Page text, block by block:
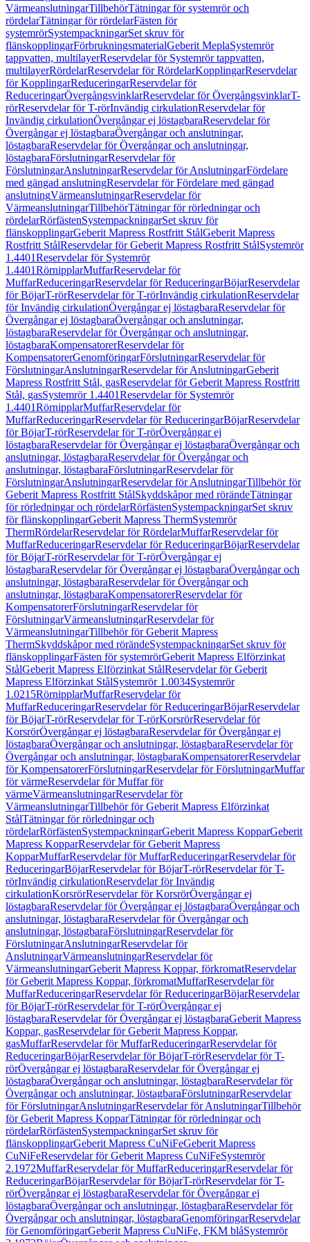
VärmeanslutningarTillbehörTätningar för systemrör och
rördelarTätningar för rördelarFästen för
systemrörSystempackningarSet skruv för
flänskopplingarFörbrukningsmaterialGeberit MeplaSystemrör
tappvatten, multilayerReservdelar för Systemrör tappvatten,
multilayerRördelarReservdelar för RördelarKopplingarReservdelar
för KopplingarReduceringarReservdelar för
ReduceringarÖvergångsvinklarReservdelar för ÖvergångsvinklarT-
rörReservdelar för T-rörInvändig cirkulationReservdelar för
Invändig cirkulationÖvergångar ej löstagbaraReservdelar för
Övergångar ej löstagbaraÖvergångar och anslutningar,
löstagbaraReservdelar för Övergångar och anslutningar,
löstagbaraFörslutningarReservdelar för
FörslutningarAnslutningarReservdelar för AnslutningarFördelare
med gängad anslutningReservdelar för Fördelare med gängad
anslutningVärmeanslutningarReservdelar för
VärmeanslutningarTillbehörTätningar för rörledningar och
rördelarRörfästenSystempackningarSet skruv för
flänskopplingarGeberit Mapress Rostfritt StålGeberit Mapress
Rostfritt StålReservdelar för Geberit Mapress Rostfritt StålSystemrör
1.4401Reservdelar för Systemrör
1.4401RörnipplarMuffarReservdelar för
MuffarReduceringarReservdelar för ReduceringarBöjarReservdelar
för BöjarT-rörReservdelar för T-rörInvändig cirkulationReservdelar
för Invändig cirkulationÖvergångar ej löstagbaraReservdelar för
Övergångar ej löstagbaraÖvergångar och anslutningar,
löstagbaraReservdelar för Övergångar och anslutningar,
löstagbaraKompensatorerReservdelar för
KompensatorerGenomföringarFörslutningarReservdelar för
FörslutningarAnslutningarReservdelar för AnslutningarGeberit
Mapress Rostfritt Stål, gasReservdelar för Geberit Mapress Rostfritt
Stål, gasSystemrör 1.4401Reservdelar för Systemrör
1.4401RörnipplarMuffarReservdelar för
MuffarReduceringarReservdelar för ReduceringarBöjarReservdelar
för BöjarT-rörReservdelar för T-rörÖvergångar ej
löstagbaraReservdelar för Övergångar ej löstagbaraÖvergångar och
anslutningar, löstagbaraReservdelar för Övergångar och
anslutningar, löstagbaraFörslutningarReservdelar för
FörslutningarAnslutningarReservdelar för AnslutningarTillbehör för
Geberit Mapress Rostfritt StålSkyddskåpor med rörändeTätningar
för rörledningar och rördelarRörfästenSystempackningarSet skruv
för flänskopplingarGeberit Mapress ThermSystemrör
ThermRördelarReservdelar för RördelarMuffarReservdelar för
MuffarReduceringarReservdelar för ReduceringarBöjarReservdelar
för BöjarT-rörReservdelar för T-rörÖvergångar ej
löstagbaraReservdelar för Övergångar ej löstagbaraÖvergångar och
anslutningar, löstagbaraReservdelar för Övergångar och
anslutningar, löstagbaraKompensatorerReservdelar för
KompensatorerFörslutningarReservdelar för
FörslutningarVärmeanslutningarReservdelar för
VärmeanslutningarTillbehör för Geberit Mapress
ThermSkyddskåpor med rörändeSystempackningarSet skruv för
flänskopplingarFästen för systemrörGeberit Mapress Elförzinkat
StålGeberit Mapress Elförzinkat StålReservdelar för Geberit
Mapress Elförzinkat StålSystemrör 1.0034Systemrör
1.0215RörnipplarMuffarReservdelar för
MuffarReduceringarReservdelar för ReduceringarBöjarReservdelar
för BöjarT-rörReservdelar för T-rörKorsrörReservdelar för
KorsrörÖvergångar ej löstagbaraReservdelar för Övergångar ej
löstagbaraÖvergångar och anslutningar, löstagbaraReservdelar för
Övergångar och anslutningar, löstagbaraKompensatorerReservdelar
för KompensatorerFörslutningarReservdelar för FörslutningarMuffar
för värmeReservdelar för Muffar för
värmeVärmeanslutningarReservdelar för
VärmeanslutningarTillbehör för Geberit Mapress Elförzinkat
StålTätningar för rörledningar och
rördelarRörfästenSystempackningarGeberit Mapress KopparGeberit
Mapress KopparReservdelar för Geberit Mapress
KopparMuffarReservdelar för MuffarReduceringarReservdelar för
ReduceringarBöjarReservdelar för BöjarT-rörReservdelar för T-
rörInvändig cirkulationReservdelar för Invändig
cirkulationKorsrörReservdelar för KorsrörÖvergångar ej
löstagbaraReservdelar för Övergångar ej löstagbaraÖvergångar och
anslutningar, löstagbaraReservdelar för Övergångar och
anslutningar, löstagbaraFörslutningarReservdelar för
FörslutningarAnslutningarReservdelar för
AnslutningarVärmeanslutningarReservdelar för
VärmeanslutningarGeberit Mapress Koppar, förkromatReservdelar
för Geberit Mapress Koppar, förkromatMuffarReservdelar för
MuffarReduceringarReservdelar för ReduceringarBöjarReservdelar
för BöjarT-rörReservdelar för T-rörÖvergångar ej
löstagbaraReservdelar för Övergångar ej löstagbaraGeberit Mapress
Koppar, gasReservdelar för Geberit Mapress Koppar,
gasMuffarReservdelar för MuffarReduceringarReservdelar för
ReduceringarBöjarReservdelar för BöjarT-rörReservdelar för T-
rörÖvergångar ej löstagbaraReservdelar för Övergångar ej
löstagbaraÖvergångar och anslutningar, löstagbaraReservdelar för
Övergångar och anslutningar, löstagbaraFörslutningarReservdelar
för FörslutningarAnslutningarReservdelar för AnslutningarTillbehör
för Geberit Mapress KopparTätningar för rörledningar och
rördelarRörfästenSystempackningarSet skruv för
flänskopplingarGeberit Mapress CuNiFeGeberit Mapress
CuNiFeReservdelar för Geberit Mapress CuNiFeSystemrör
2.1972MuffarReservdelar för MuffarReduceringarReservdelar för
ReduceringarBöjarReservdelar för BöjarT-rörReservdelar för T-
rörÖvergångar ej löstagbaraReservdelar för Övergångar ej
löstagbaraÖvergångar och anslutningar, löstagbaraReservdelar för
Övergångar och anslutningar, löstagbaraGenomföringarReservdelar
för GenomföringarGeberit Mapress CuNiFe, FKM blåSystemrör